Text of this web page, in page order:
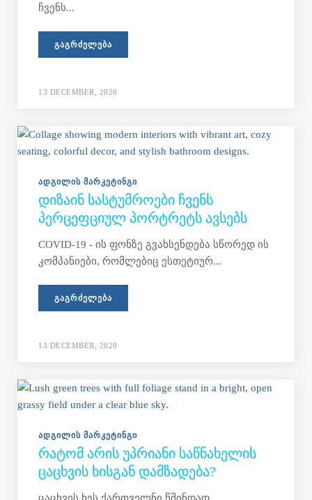
ჩვენს...
ᲒᲐᲒᲠᲫᲔᲚᲔᲑᲐ
13 DECEMBER, 2020
ᲐᲓᲒᲘᲚᲘᲡ ᲛᲐᲠᲙᲔᲢᲘᲜᲒᲘ
ᲓᲘᲖᲐᲘᲜ ᲡᲐᲡᲢᲣᲛᲠᲝᲔᲑᲘ ᲩᲕᲔᲜᲡ
ᲞᲔᲠᲪᲔᲤᲪᲘᲣᲚ ᲞᲝᲠᲢᲠᲔᲢᲡ ᲐᲕᲡᲔᲑᲡ
COVID-19 - ის ფონზე გვახსენდება სწორედ ის
კომპანიები, რომლებიც ესთეტიურ...
ᲒᲐᲒᲠᲫᲔᲚᲔᲑᲐ
13 DECEMBER, 2020
ᲐᲓᲒᲘᲚᲘᲡ ᲛᲐᲠᲙᲔᲢᲘᲜᲒᲘ
ᲠᲐᲢᲝᲛ ᲐᲠᲘᲡ ᲣᲞᲠᲘᲐᲜᲘ ᲡᲐᲬᲜᲐᲮᲔᲚᲘᲡ
ᲪᲐᲪᲮᲕᲘᲡ ᲮᲘᲡᲒᲐᲜ ᲓᲐᲛᲖᲐᲓᲔᲑᲐ?